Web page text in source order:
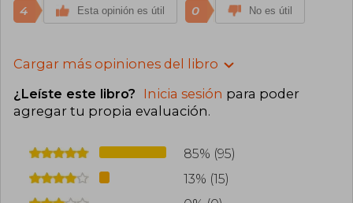
4 Esta opinión es útil 0 No es útil
Cargar más opiniones del libro
¿Leíste este libro? Inicia sesión para poder
agregar tu propia evaluación.
85% (95)
13% (15)